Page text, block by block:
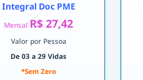
Integral Doc PME
Mensal R$ 27,42
Valor por Pessoa
De 03 a 29 Vidas
*Sem Zero